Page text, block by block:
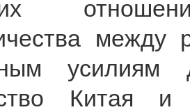
между
усилиям
Китая